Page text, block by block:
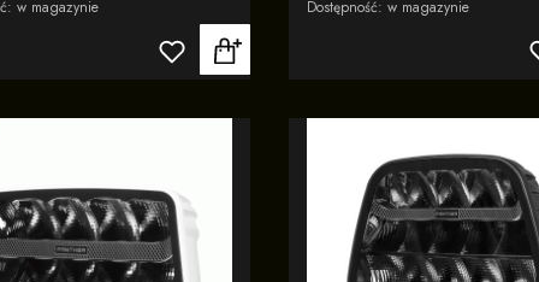
w magazynie Dostępność: w magazynie